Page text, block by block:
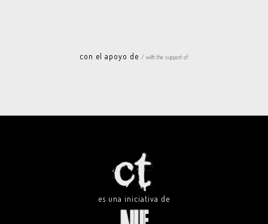
con el apoyo de / with the support of
es una iniciativa de